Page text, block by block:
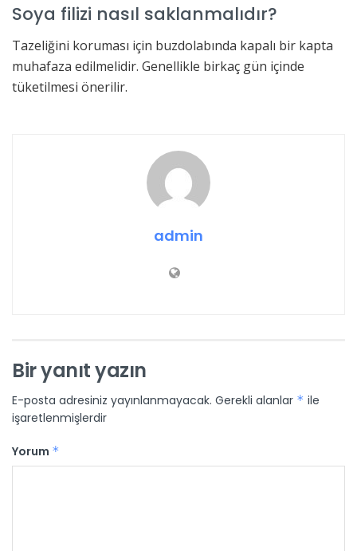
Soya filizi nasıl saklanmalıdır?
Tazeliğini koruması için buzdolabında kapalı bir kapta
muhafaza edilmelidir. Genellikle birkaç gün içinde
tüketilmesi önerilir.
admin
Bir yanıt yazın
E-posta adresiniz yayınlanmayacak. Gerekli alanlar * ile
işaretlenmişlerdir
Yorum *